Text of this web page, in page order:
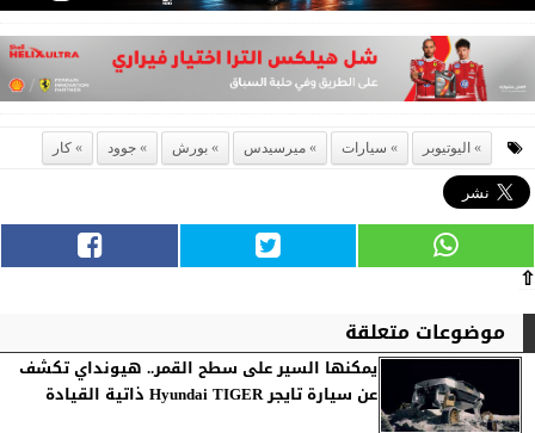
اليوتيوبر سيارات ميرسيدس بورش جوود كار
⇧
موضوعات متعلقة
يمكنها السير على سطح القمر.. هيونداي تكشف
عن سيارة تايجر Hyundai TIGER ذاتية القيادة